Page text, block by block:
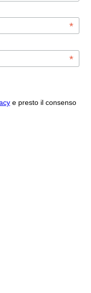
*
*
e presto il consenso